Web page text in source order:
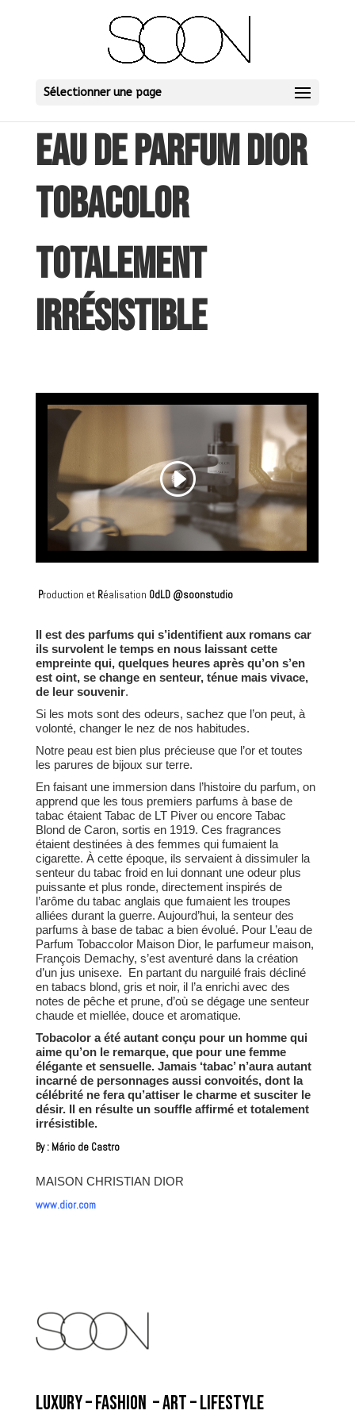
Sélectionner une page
EAU DE PARFUM DIOR
TOBACOLOR
TOTALEMENT
IRRÉSISTIBLE
Production et Réalisation OdLD @soonstudio
Il est des parfums qui s’identifient aux romans car
ils survolent le temps en nous laissant cette
empreinte qui, quelques heures après qu’on s’en
est oint, se change en senteur, ténue mais vivace,
de leur souvenir.
Si les mots sont des odeurs, sachez que l’on peut, à
volonté, changer le nez de nos habitudes.
Notre peau est bien plus précieuse que l’or et toutes
les parures de bijoux sur terre.
En faisant une immersion dans l’histoire du parfum, on
apprend que les tous premiers parfums à base de
tabac étaient Tabac de LT Piver ou encore Tabac
Blond de Caron, sortis en 1919. Ces fragrances
étaient destinées à des femmes qui fumaient la
cigarette. À cette époque, ils servaient à dissimuler la
senteur du tabac froid en lui donnant une odeur plus
puissante et plus ronde, directement inspirés de
l’arôme du tabac anglais que fumaient les troupes
alliées durant la guerre. Aujourd’hui, la senteur des
parfums à base de tabac a bien évolué. Pour L’eau de
Parfum Tobaccolor Maison Dior, le parfumeur maison,
François Demachy, s’est aventuré dans la création
d’un jus unisexe. En partant du narguilé frais décliné
en tabacs blond, gris et noir, il l’a enrichi avec des
notes de pêche et prune, d’où se dégage une senteur
chaude et miellée, douce et aromatique.
Tobacolor a été autant conçu pour un homme qui
aime qu’on le remarque, que pour une femme
élégante et sensuelle. Jamais ‘tabac’ n’aura autant
incarné de personnages aussi convoités, dont la
célébrité ne fera qu’attiser le charme et susciter le
désir. Il en résulte un souffle affirmé et totalement
irrésistible.
By : Mário de Castro
MAISON CHRISTIAN DIOR
www.dior.com
LUXURY – FASHION – ART – LIFESTYLE